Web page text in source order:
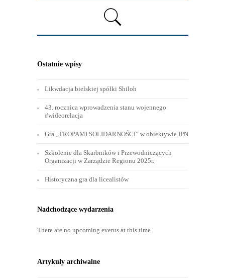
Ostatnie wpisy
Likwdacja bielskiej spółki Shiloh
43. rocznica wprowadzenia stanu wojennego
#wideorelacja
Gra „TROPAMI SOLIDARNOŚCI” w obiektywie IPN
Szkolenie dla Skarbników i Przewodniczących
Organizacji w Zarządzie Regionu 2025r.
Historyczna gra dla licealistów
Nadchodzące wydarzenia
There are no upcoming events at this time.
Artykuły archiwalne